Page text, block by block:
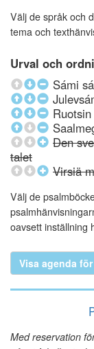
Välj de språk och
tema och
Urval och
Sámi
Den
talet
Virsiä
Välj de
oavsett inställning
Visa agenda
Med reservation